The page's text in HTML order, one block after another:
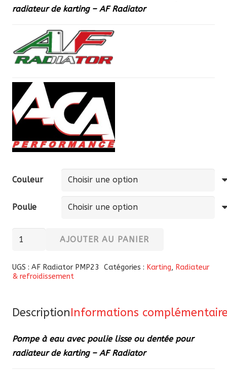
radiateur de karting – AF Radiator
Couleur
Poulie
quantité
Pompe
à
lisse
AJOUTER AU PANIER
UGS : AF Radiator PMP23 Catégories : Karting, Radiateur
& refroidissement
Description Informations
Pompe à eau avec poulie lisse ou dentée pour
radiateur de karting – AF Radiator